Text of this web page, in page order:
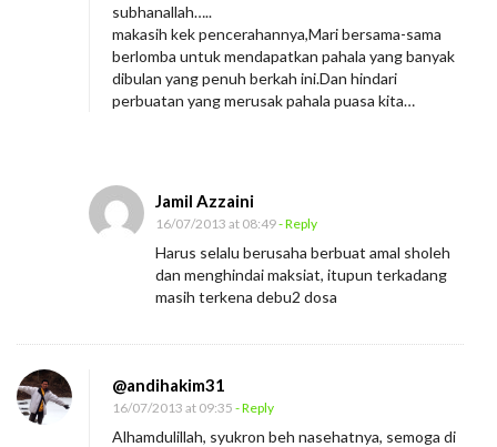
subhanallah…..
makasih kek pencerahannya,Mari bersama-sama
berlomba untuk mendapatkan pahala yang banyak
dibulan yang penuh berkah ini.Dan hindari
perbuatan yang merusak pahala puasa kita…
Jamil Azzaini
16/07/2013 at 08:49- Reply
Harus selalu berusaha berbuat amal sholeh
dan menghindai maksiat, itupun terkadang
masih terkena debu2 dosa
@andihakim31
16/07/2013 at 09:35 - Reply
Alhamdulillah, syukron beh nasehatnya, semoga di